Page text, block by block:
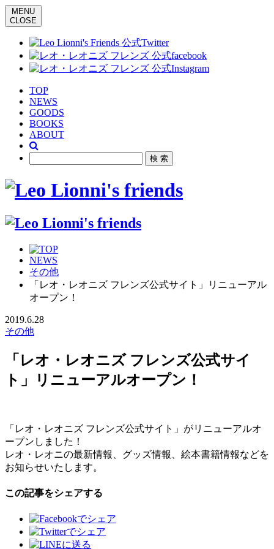
MENU
CLOSE
TOP
NEWS
GOODS
BOOKS
ABOUT
NEWS
その他
「レオ・レオニズ フレンズ公式サイト」リニューアル
オープン！
2019.6.28
その他
「レオ・レオニズ フレンズ公式サイ
ト」リニューアルオープン！
「レオ・レオニズ フレンズ公式サイト」がリニューアルオ
ープンしました！
レオ・レオニの最新情報、グッズ情報、絵本書籍情報などを
お知らせいたします。
この記事をシェアする